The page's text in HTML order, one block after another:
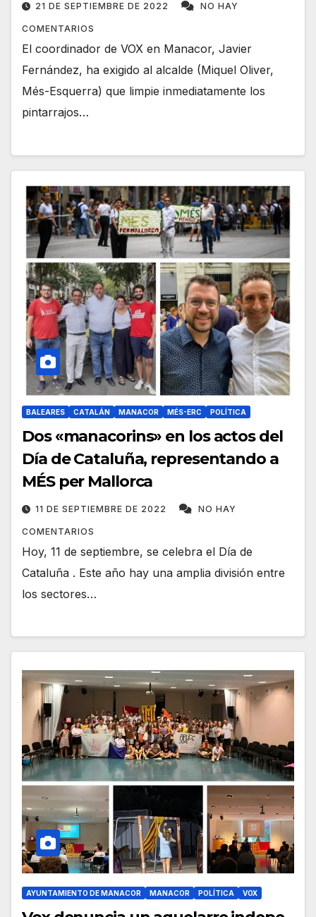
21 DE SEPTIEMBRE DE 2022 NO HAY
COMENTARIOS
El coordinador de VOX en Manacor, Javier
Fernández, ha exigido al alcalde (Miquel Oliver,
Més-Esquerra) que limpie inmediatamente los
pintarrajos…
BALEARES CATALÁN MANACOR MÉS-ERC POLÍTICA
Dos «manacorins» en los actos del
Día de Cataluña, representando a
MÉS per Mallorca
11 DE SEPTIEMBRE DE 2022 NO HAY
COMENTARIOS
Hoy, 11 de septiembre, se celebra el Día de
Cataluña . Este año hay una amplia división entre
los sectores…
AYUNTAMIENTO DE MANACOR MANACOR POLÍTICA VOX